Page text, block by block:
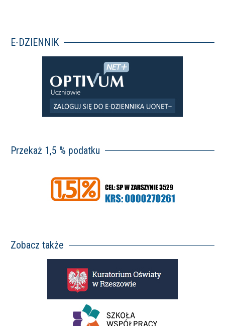
E-DZIENNIK
Przekaż 1,5 % podatku
Zobacz także